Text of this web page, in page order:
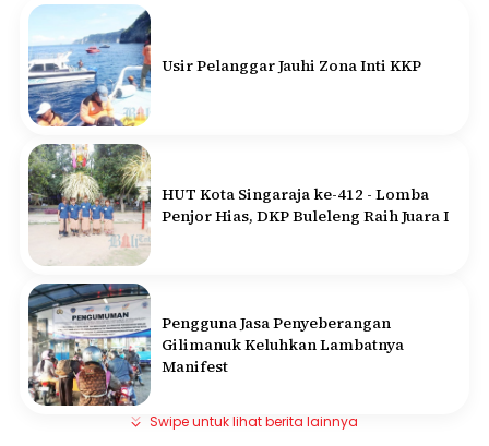
Usir Pelanggar Jauhi Zona Inti KKP
HUT Kota Singaraja ke-412 - Lomba
Penjor Hias, DKP Buleleng Raih Juara I
Pengguna Jasa Penyeberangan
Gilimanuk Keluhkan Lambatnya
Manifest
Swipe untuk lihat berita lainnya